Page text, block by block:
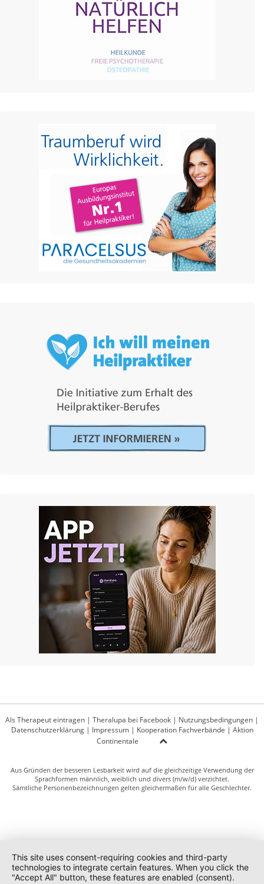
Als Therapeut eintragen | Theralupa bei Facebook | Nutzungsbedingungen |
Datenschutzerklärung| Impressum| Kooperation Fachverbände | Aktion
Continentale
Aus Gründen der besseren Lesbarkeit wird auf die gleichzeitige Verwendung der
Sprachformen männlich, weiblich und divers (m/w/d) verzichtet.
Sämtliche Personenbezeichnungen gelten gleichermaßen für alle Geschlechter.
This site uses consent-requiring cookies and third-party
technologies to integrate certain features. When you click the
"Accept All" button, these features are enabled (consent).